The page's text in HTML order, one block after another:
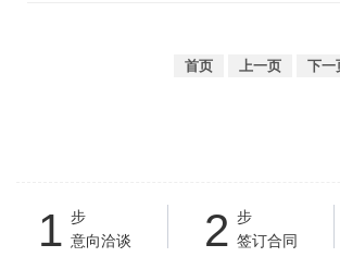
首页 上一页 下一
1 步
意向洽谈
2 步
签订合同